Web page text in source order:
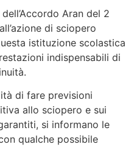
Aran del 2
di sciopero
istituzione scolastica
indispensabili di
di fare previsioni
allo sciopero e sui
si informano le
qualche possibile